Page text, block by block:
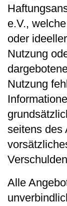
e.V.,
oder
Nutzung
Nutzung
seitens des
Alle